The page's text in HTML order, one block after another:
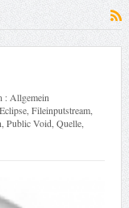
: Allgemein
Eclipse, Fileinputstream,
Public Void, Quelle,